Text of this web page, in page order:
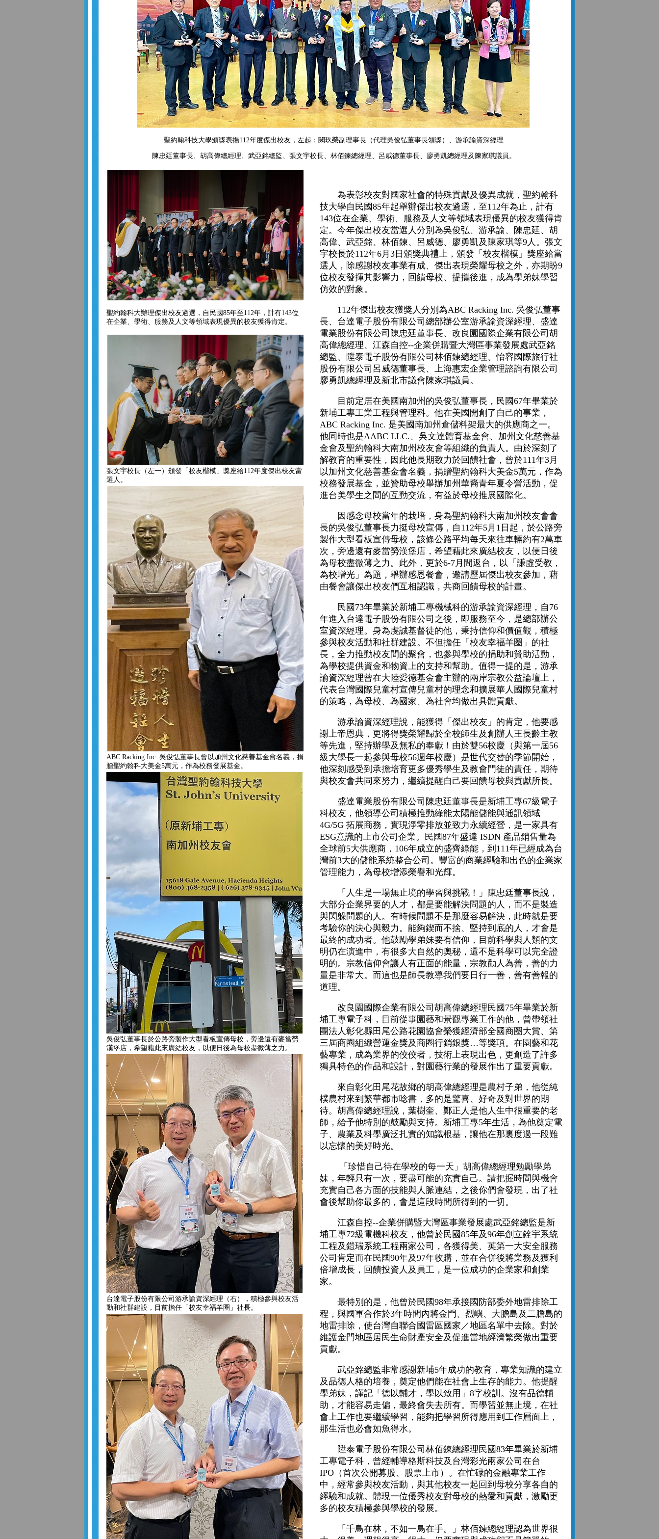
聖約翰科技大學頒獎表揚112年度傑出校友，左起：闕玖榮副理事長（代理吳俊弘董事長領獎）、游承諭資深經理
陳忠廷董事長、胡高偉總經理、武亞銘總監、張文宇校長、林佰鍊總經理、呂威德董事長、廖勇凱總經理及陳家琪議員。
聖約翰科大辦理傑出校友遴選，自民國85年至112年，計有143位
在企業、學術、服務及人文等領域表現優異的校友獲得肯定。
張文宇校長（左一）頒發「校友楷模」獎座給112年度傑出校友當
選人。
ABC Racking Inc. 吳俊弘董事長曾以加州文化慈善基金會名義，捐
贈聖約翰科大美金5萬元，作為校務發展基金。
吳俊弘董事長於公路旁製作大型看板宣傳母校，旁邊還有麥當勞
漢堡店，希望藉此來廣結校友，以便日後為母校盡微薄之力。
台達電子股份有限公司游承諭資深經理（右），積極參與校友活
動和社群建設，目前擔任「校友幸福羊圈」社長。
為表彰校友對國家社會的特殊貢獻及優異成就，聖約翰科
技大學自民國85年起舉辦傑出校友遴選，至112年為止，計有
143位在企業、學術、服務及人文等領域表現優異的校友獲得肯
定。今年傑出校友當選人分別為吳俊弘、游承諭、陳忠廷、胡
高偉、武亞銘、林佰鍊、呂威德、廖勇凱及陳家琪等9人。張文
宇校長於112年6月3日頒獎典禮上，頒發「校友楷模」獎座給當
選人，除感謝校友事業有成、傑出表現榮耀母校之外，亦期盼9
位校友發揮其影響力，回饋母校、提攜後進，成為學弟妹學習
仿效的對象。
112年傑出校友獲獎人分別為ABC Racking Inc. 吳俊弘董事
長、台達電子股份有限公司總部辦公室游承諭資深經理、盛達
電業股份有限公司陳忠廷董事長、改良園國際企業有限公司胡
高偉總經理、江森自控--企業併購暨大灣區事業發展處武亞銘
總監、陞泰電子股份有限公司林佰鍊總經理、怡容國際旅行社
股份有限公司呂威德董事長、上海惠宏企業管理諮詢有限公司
廖勇凱總經理及新北市議會陳家琪議員。
目前定居在美國南加州的吳俊弘董事長，民國67年畢業於
新埔工專工業工程與管理科。他在美國開創了自己的事業，
ABC Racking Inc. 是美國南加州倉儲料架最大的供應商之一。
他同時也是AABC LLC.、吳文達體育基金會、加州文化慈善基
金會及聖約翰科大南加州校友會等組織的負責人。由於深刻了
解教育的重要性，因此他長期致力於回饋社會，曾於111年3月
以加州文化慈善基金會名義，捐贈聖約翰科大美金5萬元，作為
校務發展基金，並贊助母校舉辦加州華裔青年夏令營活動，促
進台美學生之間的互動交流，有益於母校推展國際化。
因感念母校當年的栽培，身為聖約翰科大南加州校友會會
長的吳俊弘董事長力挺母校宣傳，自112年5月1日起，於公路旁
製作大型看板宣傳母校，該條公路平均每天來往車輛約有2萬車
次，旁邊還有麥當勞漢堡店，希望藉此來廣結校友，以便日後
為母校盡微薄之力。此外，更於6-7月間返台，以「謙虛受教，
為校增光」為題，舉辦感恩餐會，邀請歷屆傑出校友參加，藉
由餐會讓傑出校友們互相認識，共商回饋母校的計畫。
民國73年畢業於新埔工專機械科的游承諭資深經理，自76
年進入台達電子股份有限公司之後，即服務至今，是總部辦公
室資深經理。身為虔誠基督徒的他，秉持信仰和價值觀，積極
參與校友活動和社群建設。不但擔任「校友幸福羊圈」的社
長，全力推動校友間的聚會，也參與學校的捐助和贊助活動，
為學校提供資金和物資上的支持和幫助。值得一提的是，游承
諭資深經理曾在大陸愛德基金會主辦的兩岸宗教公益論壇上，
代表台灣國際兒童村宣傳兒童村的理念和擴展華人國際兒童村
的策略，為母校、為國家、為社會均做出具體貢獻。
游承諭資深經理說，能獲得「傑出校友」的肯定，他要感
謝上帝恩典，更將得獎榮耀歸於全校師生及創辦人王長齡主教
等先進，堅持辦學及無私的奉獻！由於雙56校慶（與第一屆56
級大學長一起參與母校56週年校慶）是世代交替的季節開始，
他深刻感受到承擔培育更多優秀學生及教會門徒的責任，期待
與校友會共同來努力，繼續提醒自己要回饋母校與貢獻所長。
盛達電業股份有限公司陳忠廷董事長是新埔工專67級電子
科校友，他領導公司積極推動綠能太陽能儲能與通訊領域
4G/5G 拓展商務，實現淨零排放並致力永續經營，是一家具有
ESG意識的上市公司企業。民國87年盛達 ISDN 產品銷售量為
全球前5大供應商，106年成立的盛齊綠能，到111年已經成為台
灣前3大的儲能系統整合公司。豐富的商業經驗和出色的企業家
管理能力，為母校增添榮譽和光輝。
「人生是一場無止境的學習與挑戰！」陳忠廷董事長說，
大部分企業界要的人才，都是要能解決問題的人，而不是製造
與閃躲問題的人。有時候問題不是那麼容易解決，此時就是要
考驗你的決心與毅力。能夠鍥而不捨、堅持到底的人，才會是
最終的成功者。他鼓勵學弟妹要有信仰，目前科學與人類的文
明仍在演進中，有很多大自然的奧秘，還不是科學可以完全證
明的。宗教信仰會讓人有正面的能量，宗教勸人為善，善的力
量是非常大。而這也是師長教導我們要日行一善，善有善報的
道理。
改良園國際企業有限公司胡高偉總經理民國75年畢業於新
埔工專電子科，目前從事園藝和景觀專業工作的他，曾帶領社
團法人彰化縣田尾公路花園協會榮獲經濟部全國商圈大賞、第
三屆商圈組織營運金獎及商圈行銷銀獎…等獎項。在園藝和花
藝專業，成為業界的佼佼者，技術上表現出色，更創造了許多
獨具特色的作品和設計，對園藝行業的發展作出了重要貢獻。
來自彰化田尾花故鄉的胡高偉總經理是農村子弟，他從純
樸農村來到繁華都市唸書，多的是驚喜、好奇及對世界的期
待。胡高偉總經理說，葉樹奎、鄭正人是他人生中很重要的老
師，給予他特別的鼓勵與支持。新埔工專5年生活，為他奠定電
子、農業及科學廣泛扎實的知識根基，讓他在那裏度過一段難
以忘懷的美好時光。
「珍惜自己待在學校的每一天」胡高偉總經理勉勵學弟
妹，年輕只有一次，要盡可能的充實自己。請把握時間與機會
充實自己各方面的技能與人脈連結，之後你們會發現，出了社
會後幫助你最多的，會是這段時間所得到的一切。
江森自控--企業併購暨大灣區事業發展處武亞銘總監是新
埔工專72級電機科校友，他曾於民國85年及96年創立銓宇系統
工程及鎧瑞系統工程兩家公司，各獲得美、英第一大安全服務
公司肯定而在民國90年及97年收購，並在合併後將業務及獲利
倍增成長，回饋投資人及員工，是一位成功的企業家和創業
家。
最特別的是，他曾於民國98年承接國防部委外地雷排除工
程，與國軍合作於3年時間內將金門、烈嶼、大膽島及二膽島的
地雷排除，使台灣自聯合國雷區國家／地區名單中去除。對於
維護金門地區居民生命財產安全及促進當地經濟繁榮做出重要
貢獻。
武亞銘總監非常感謝新埔5年成功的教育，專業知識的建立
及品德人格的培養，奠定他們能在社會上生存的能力。他提醒
學弟妹，謹記「德以輔才，學以致用」8字校訓。沒有品德輔
助，才能容易走偏，最終會失去所有。而學習並無止境，在社
會上工作也要繼續學習，能夠把學習所得應用到工作層面上，
那生活也必會如魚得水。
陞泰電子股份有限公司林佰鍊總經理民國83年畢業於新埔
工專電子科，曾經輔導格斯科技及台灣彩光兩家公司在台
IPO（首次公開募股、股票上市）。在忙碌的金融專業工作
中，經常參與校友活動，與其他校友一起回到母校分享各自的
經驗和成就。體現一位優秀校友對母校的熱愛和貢獻，激勵更
多的校友積極參與學校的發展。
「千鳥在林，不如一鳥在手。」林佰鍊總經理認為世界很